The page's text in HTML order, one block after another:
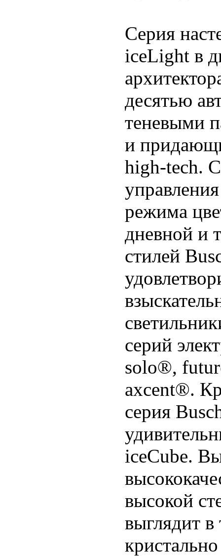
Серия
iceLight в
десятью
теневыми
и
high-tech.
режима
дневной и
стилей
серий
solo®,
axcent®.
серия
iceCube.
высокой
выглядит в